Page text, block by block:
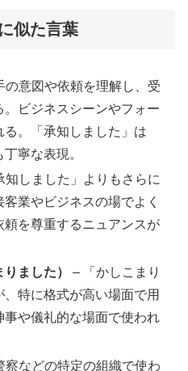
似た言葉
の意図や依頼を理解し、受
ビジネスシーンやフォー
。「承知しました」は
寧な表現。
知しました」よりもさらに
業やビジネスの場でよく
を尊重するニュアンスが
ました）
– 「かしこまり
特に格式が高い場面で用
や儀礼的な場面で使われ
察などの特定の組織で使わ